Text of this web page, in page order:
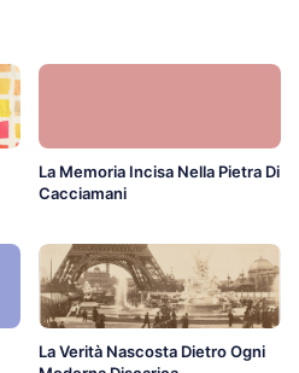
La Memoria Incisa Nella Pietra Di
Cacciamani
La Verità Nascosta Dietro Ogni